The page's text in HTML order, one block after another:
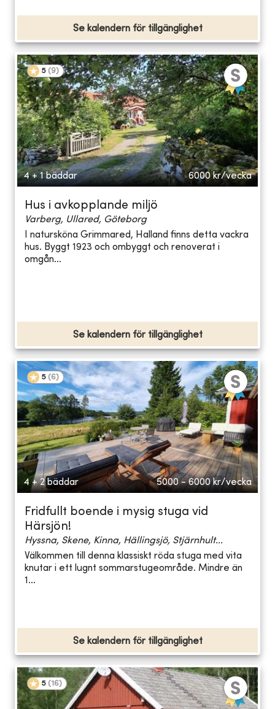
Se kalendern för tillgänglighet
5 (9)
4 + 1 bäddar 6000 kr/vecka
Hus i avkopplande miljö
Varberg, Ullared, Göteborg
I natursköna Grimmared, Halland finns detta vackra
hus. Byggt 1923 och ombyggt och renoverat i
omgån...
Se kalendern för tillgänglighet
5 (6)
4 + 2 bäddar 5000 - 6000 kr/vecka
Fridfullt boende i mysig stuga vid
Härsjön!
Hyssna, Skene, Kinna, Hällingsjö, Stjärnhult...
Välkommen till denna klassiskt röda stuga med vita
knutar i ett lugnt sommarstugeområde. Mindre än
1...
Se kalendern för tillgänglighet
5 (16)